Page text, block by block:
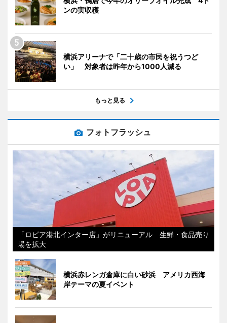
ンの実収穫
横浜アリーナで「二十歳の市民を祝うつど
い」 対象者は昨年から1000人減る
もっと見る
フォトフラッシュ
「ロピア港北インター店」がリニューアル 生鮮・食品売り
場を拡大
横浜赤レンガ倉庫に白い砂浜 アメリカ西海
岸テーマの夏イベント